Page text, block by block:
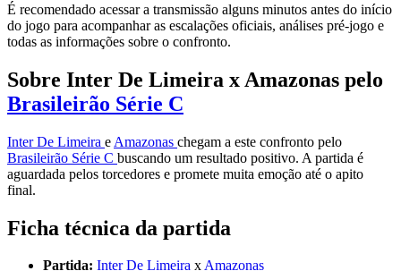
É recomendado acessar a transmissão alguns minutos antes do início
do jogo para acompanhar as escalações oficiais, análises pré-jogo e
todas as informações sobre o confronto.
Sobre Inter De Limeira x Amazonas pelo
Brasileirão Série C
Inter De Limeira e Amazonas chegam a este confronto pelo
Brasileirão Série C buscando um resultado positivo. A partida é
aguardada pelos torcedores e promete muita emoção até o apito
final.
Ficha técnica da partida
Partida: Inter De Limeira xAmazonas